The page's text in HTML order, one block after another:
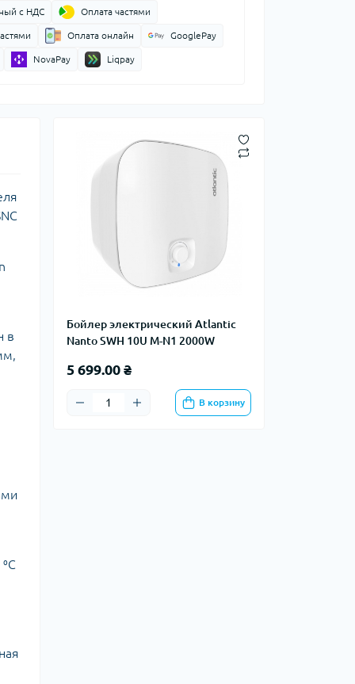
с НДС Оплата частями
Оплата онлайн GooglePay
NovaPay Liqpay
Бойлер электрический Atlantic
Nanto SWH 10U M-N1 2000W
5 699.00 ₴
В корзину
в